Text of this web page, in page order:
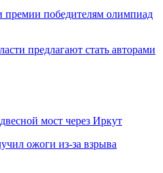
премии победителям олимпиад
предлагают стать авторами
мост через Иркут
ожоги из-за взрыва